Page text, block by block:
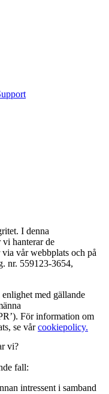
I denna
hanterar de
vår webbplats och på
nr. 559123-3654,
med gällande
För information om
se vårcookiepolicy.
vi?
fall:
intressent i samband